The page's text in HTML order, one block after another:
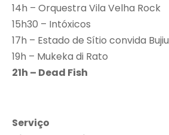
14h – Orquestra Vila Velha Rock
15h30 – Intóxicos
17h – Estado de Sítio convida Bujiu
19h – Mukeka di Rato
21h – Dead Fish
Serviço